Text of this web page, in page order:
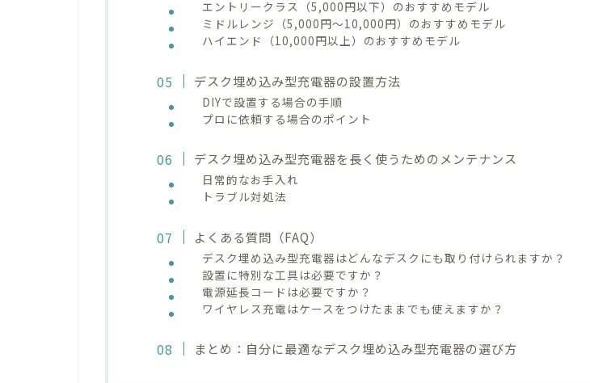
エントリークラス（5,000円以下）のおすすめモデル
ミドルレンジ（5,000円〜10,000円）のおすすめモデル
ハイエンド（10,000円以上）のおすすめモデル
デスク埋め込み型充電器の設置方法
DIYで設置する場合の手順
プロに依頼する場合のポイント
デスク埋め込み型充電器を長く使うためのメンテナンス
日常的なお手入れ
トラブル対処法
よくある質問（FAQ）
デスク埋め込み型充電器はどんなデスクにも取り付けられますか？
設置に特別な工具は必要ですか？
電源延長コードは必要ですか？
ワイヤレス充電はケースをつけたままでも使えますか？
まとめ：自分に最適なデスク埋め込み型充電器の選び方